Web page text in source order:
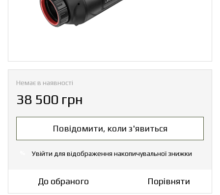
Немає в наявності
38 500 грн
Повідомити, коли з'явиться
Увійти для відображення накопичувальної знижки
До обраного Порівняти